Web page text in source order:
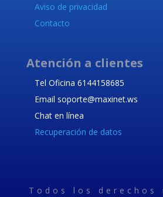
Aviso de privacidad
Contacto
Atención a clientes
Tel Oficina 6144158685
Email soporte@maxinet.ws
Chat en línea
Recuperación de datos
Todos los derechos